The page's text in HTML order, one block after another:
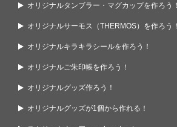
オリジナルタンブラー・マグカップを作ろう！
オリジナルサーモス（THERMOS）を作ろう！
オリジナルキラキラシールを作ろう！
オリジナルご朱印帳を作ろう！
オリジナルグッズ作ろう！
オリジナルグッズが1個から作れる！